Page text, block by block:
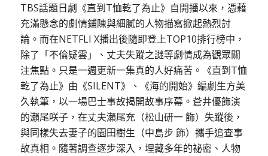
TBS話題日劇《直到T恤乾了為止》自開播以來，憑藉
充滿懸念的劇情鋪陳與細膩的人物描寫掀起熱烈討
論。而在NETFLI X播出後隨即登上TOP10排行榜中，
除了「不倫疑雲」、丈夫失蹤之謎等劇情成為觀眾關
注焦點。只是一週更新一集真的人好痛苦。《直到T恤
乾了為止》由《SILENT》、《海的開始》編劇生方美
久執筆，以一場巴士事故揭開故事序幕。蒼井優飾演
的瀨尾咲子，在丈夫瀨尾充（松山研一 飾）失蹤後，
與同樣失去妻子的園田樹生（中島步 飾）攜手追查事
故真相。隨著調查逐步深入，埋藏多年的祕密、人物